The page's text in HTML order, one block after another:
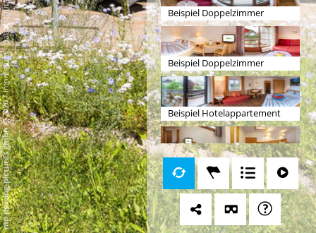
Beispiel Doppelzimmer
Beispiel Doppelzimmer
Beispiel Hotelappartement
Familiensuite Schlafzimmer
mp moving-pictures gmbh © 2020
/
Impressum
-
Datenschutz